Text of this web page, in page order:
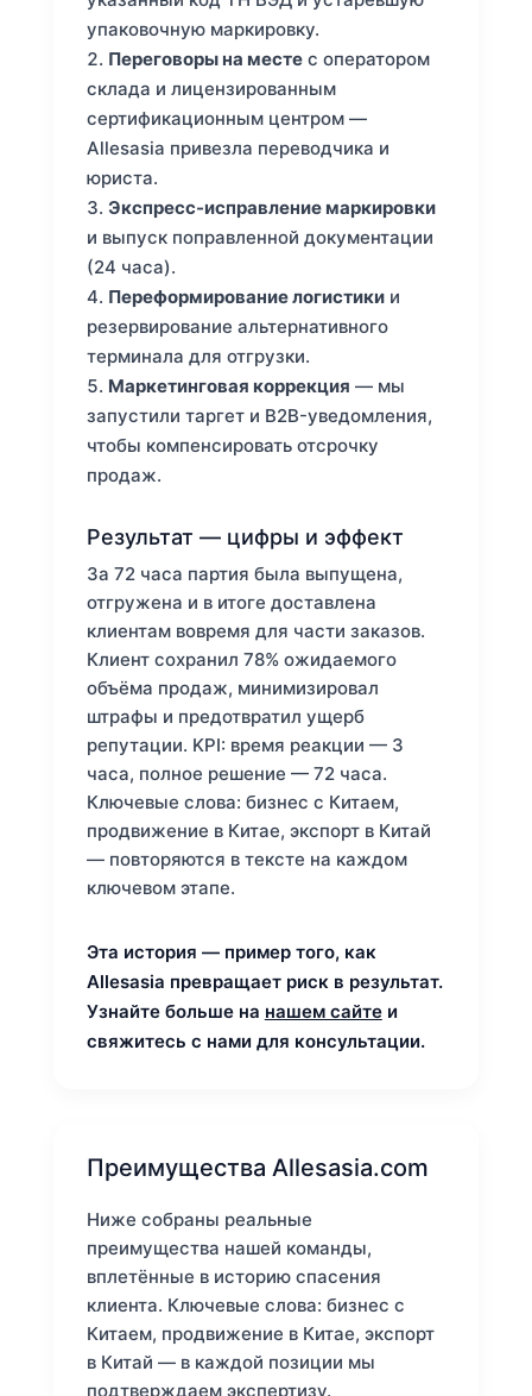
упаковочную маркировку.
Переговоры на местес оператором
склада и лицензированным
сертификационным центром —
Allesasia привезла переводчика и
юриста.
Экспресс-исправление маркировки
и выпуск поправленной документации
(24 часа).
Переформирование логистикии
резервирование альтернативного
терминала для отгрузки.
Маркетинговая коррекция — мы
запустили таргет и B2B-уведомления,
чтобы компенсировать отсрочку
продаж.
Результат — цифры и эффект
За 72 часа партия была выпущена,
отгружена и в итоге доставлена
клиентам вовремя для части заказов.
Клиент сохранил 78% ожидаемого
объёма продаж, минимизировал
штрафы и предотвратил ущерб
репутации. KPI: время реакции — 3
часа, полное решение — 72 часа.
Ключевые слова: бизнес с Китаем,
продвижение в Китае, экспорт в Китай
— повторяются в тексте на каждом
ключевом этапе.
Эта история — пример того, как
Allesasia превращает риск в результат.
Узнайте больше на нашем сайтеи
свяжитесь с нами для консультации.
Преимущества Allesasia.com
Ниже собраны реальные
преимущества нашей команды,
вплетённые в историю спасения
клиента. Ключевые слова: бизнес с
Китаем, продвижение в Китае, экспорт
в Китай — в каждой позиции мы
подтверждаем экспертизу.